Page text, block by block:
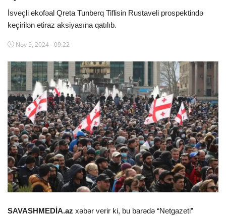
Mövqe
Sağlıq
Digər
İsveçli ekofəal Qreta Tunberq Tiflisin Rustaveli prospektində
keçirilən etiraz aksiyasına qatılıb.
Nov 5, 2024 - 09:22
SAVASHMEDİA.az xəbər verir ki, bu barədə “Netgazeti”